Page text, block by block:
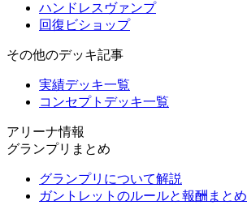
ハンドレスヴァンプ
回復ビショップ
その他のデッキ記事
実績デッキ一覧
コンセプトデッキ一覧
アリーナ情報
グランプリまとめ
グランプリについて解説
ガントレットのルールと報酬まとめ